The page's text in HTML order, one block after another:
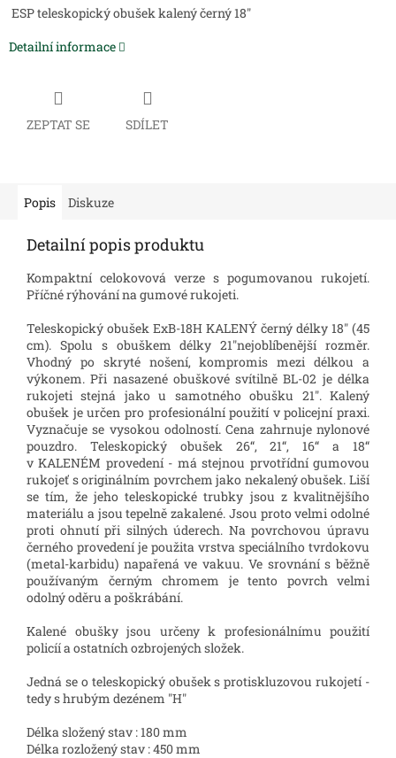
ESP teleskopický obušek kalený černý 18"
Detailní informace
ZEPTAT SE SDÍLET
Popis Diskuze
Detailní popis produktu
Kompaktní celokovová verze s pogumovanou rukojetí.
Příčné rýhování na gumové rukojeti.
Teleskopický obušek ExB-18H KALENÝ černý délky 18" (45
cm). Spolu s obuškem délky 21"nejoblíbenější rozměr.
Vhodný po skryté nošení, kompromis mezi délkou a
výkonem. Při nasazené obuškové svítilně BL-02 je délka
rukojeti stejná jako u samotného obušku 21". Kalený
obušek je určen pro profesionální použití v policejní praxi.
Vyznačuje se vysokou odolností. Cena zahrnuje nylonové
pouzdro. Teleskopický obušek 26“, 21“, 16“ a 18“
v KALENÉM provedení- má stejnou prvotřídní gumovou
rukojeť s originálním povrchem jako nekalený obušek. Liší
se tím, že jeho teleskopické trubky jsou z kvalitnějšího
materiálu a jsou tepelně zakalené. Jsou proto velmi odolné
proti ohnutí při silných úderech. Na povrchovou úpravu
černého provedení je použita vrstva speciálního tvrdokovu
(metal-karbidu) napařená ve vakuu. Ve srovnání s běžně
používaným černým chromem je tento povrch velmi
odolný oděru a poškrábání.
Kalené obušky jsou určeny k profesionálnímu použití
policíí a ostatních ozbrojených složek.
Jedná se o teleskopický obušek s protiskluzovou rukojetí -
tedy s hrubým dezénem "H"
Délka složený stav : 180 mm
Délka rozložený stav : 450 mm